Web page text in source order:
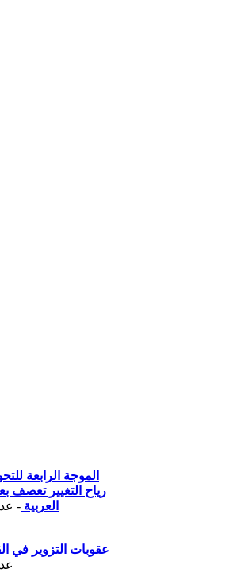
الموجة الرابعة
رياح التغيير تعصف
العربية - عدد
عقوبات التزوير في